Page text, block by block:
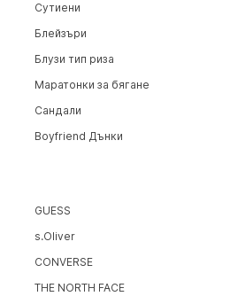
Сутиени
Блейзъри
Блузи тип риза
Маратонки за бягане
Сандали
Boyfriend Дънки
GUESS
s.Oliver
CONVERSE
THE NORTH FACE